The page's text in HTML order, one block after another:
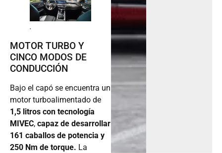
.
MOTOR TURBO Y
CINCO MODOS DE
CONDUCCIÓN
Bajo el capó se encuentra un
motor turboalimentado de
1,5 litros con tecnología
MIVEC, capaz de desarrollar
161 caballos de potencia y
250 Nm de torque. La